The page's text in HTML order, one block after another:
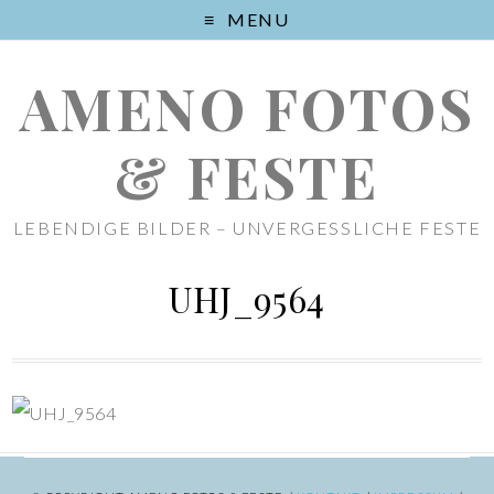
MENU
AMENO FOTOS
& FESTE
LEBENDIGE BILDER – UNVERGESSLICHE FESTE
UHJ_9564